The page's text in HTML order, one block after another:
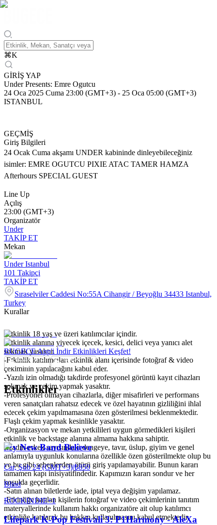
⌘K
GİRİŞ YAP
Under Presents: Emre Ogutcu
24 Oca 2025 Cuma 23:00 (GMT+3) - 25 Oca 05:00 (GMT+3)
ISTANBUL
GEÇMİŞ
Giriş Bilgileri
24 Ocak Cuma akşamı UNDER kabininde dinleyebileceğiniz
isimler: EMRE OGUTCU PIXIE ATAC TAMER HAMZA
Afterhours SPECIAL GUEST
Line Up
Açılış
23:00 (GMT+3)
Organizatör
Under
TAKİP ET
Mekan
Under Istanbul
101 Takipçi
TAKİP ET
Sıraselviler Caddesi No:55A Cihangir / Beyoğlu 34433 Istanbul,
Turkey
Kurallar
-Etkinlik 18 yaş ve üzeri katılımcılar içindir.
-Etkinlik alanına yiyecek içecek, kesici, delici veya yanıcı alet
sokmak yasaktır.
-Etkinlik katılımcıları etkinlik alanı içerisinde fotoğraf & video
çekiminin yapılacağını kabul eder.
-Yazılı izin olmadığı takdirde profesyonel görüntü kayıt cihazları
sokmak ve çekim yapmak yasaktır.
-Profesyonel olmayan cihazlarla, diğer misafirleri ve performans
veren sanatçıları rahatsız edecek ve özel hayatının gizliliğini ihlal
edecek çekim yapılmamasına özen gösterilmesi beklenmektedir.
Flaşlı çekim yapmak kesinlikle yasaktır.
-Organizasyon ve mekan yetkilileri uygun görmedikleri kişileri
etkinlik ve backstage alanına almama hakkına sahiptir.
-Kadın-erkek sayısındaki dengeye, tavır, üslup, giyim ve genel
anlamıyla uygunluk konularına özellikle özen gösterilmekte olup bu
ve bu gibi sebeplerden ötürü giriş yapılamayabilir. Bunun kararı
tamamen kapı inisiyatifindedir. Kapımızın kararı sondur ve her
koşulda geçerlidir.
-Satın alınan biletlerde iade, iptal veya değişim yapılamaz.
-Etkinliğe katılan kişilerin fotoğraf ve video çekimlerinin tanıtım
materyallerinde kullanım hakkı organizatöre ait olup katılımcı
etkinliğe katılarak bu hakkın kullanılmasını kabul etmektedir.
BUGECE App'i İndir Etkinlikleri Keşfet!
Etkinlikler
My New Band Believe
Çar, Şub 24 (GMT+3)|₺850
Blind
ROCKINDIE+1
Lifepark K-Pop Festivali 3: P1Harmony - AleXa